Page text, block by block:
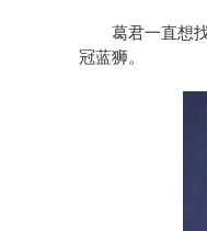
葛君一直想找
冠蓝狮。